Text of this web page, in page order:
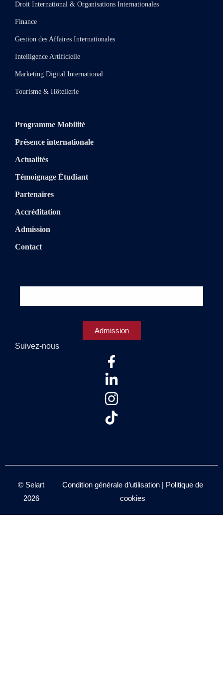
Droit International & Organisations Internationales
Finance
Gestion des Affaires Internationales
Intelligence Artificielle
Marketing Digital International
Tourisme & Hôtellerie
Programme Mobilité
Présence internationale
Actualités
Témoignage Étudiant
Partenaires
Accréditation
Admission
Contact
Admission
Suivez-nous
© Selart
2026
Condition générale d’utilisation | Politique de
cookies